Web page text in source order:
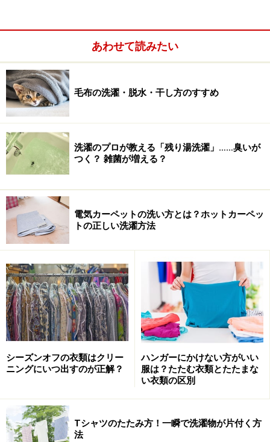
土佐龍 サクラ洗濯板 小（W26D12H15cm） 1050円（税
込）
■サクラ洗濯板 （土佐龍）
洗濯板は石けんユーザーには大きなものも重宝します
が、一般的にはこちらの小さめサイズを常備して部分洗
いに使うのが便利。画像のものは、「水に強くなめらか
で硬い」という桜の木から作られたもの。製造元の「土
佐龍」は日本の環境問題や伝統文化を大切にし、間伐材
や端材を生かした実用的でおしゃれなものづくりで人気
あわせて読みたい
毛布の洗濯・脱水・干し方のすすめ
洗濯のプロが教える「残り湯洗濯」……臭いが
つく？ 雑菌が増える？
電気カーペットの洗い方とは？ホットカーペッ
トの正しい洗濯方法
シーズンオフの衣類はクリー
ニングにいつ出すのが正解？
ハンガーにかけない方がいい
服は？たたむ衣類とたたまな
い衣類の区別
Tシャツのたたみ方！一瞬で洗濯物が片付く方
法